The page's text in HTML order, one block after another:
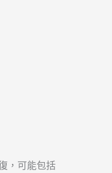
，可能包括